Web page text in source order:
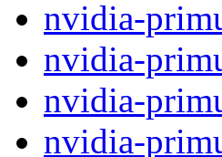
nvidia-
nvidia-
nvidia-
nvidia-